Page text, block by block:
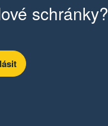
schránky?